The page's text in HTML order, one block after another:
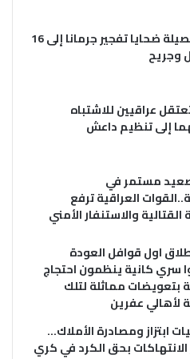
ارتفاع حصيلة ضحايا تفجير جرمانا إلى 16
وجريح
عراقيين للاشتباه
إلى تنظيم داعش
مستمر في
العراقية ترفع
القتالية والاستنفار الأمني
اول قوافل العودة
سري كانية ينظمون احتجاج
بتعويضات مماثلة لتلك
لأهالي عفرين
ابتزاز ومصادرة الأملاك…
الانتهاكات بحق الكرد في كري